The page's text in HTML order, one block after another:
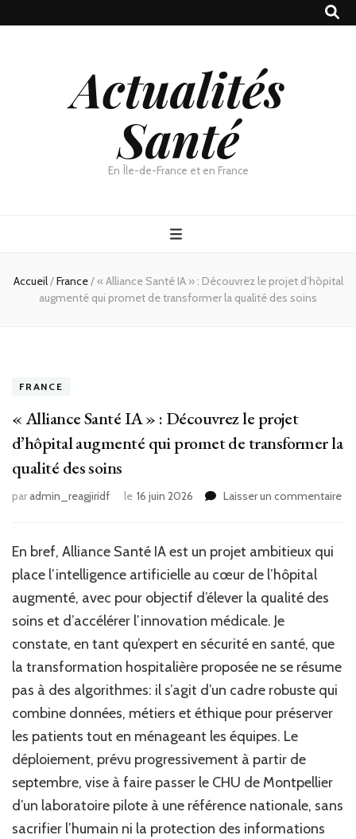
Actualités
Santé
En Île-de-France et en France
Accueil/France/« Alliance Santé IA » : Découvrez le projet d’hôpital
augmenté qui promet de transformer la qualité des soins
FRANCE
« Alliance Santé IA » : Découvrez le projet
d’hôpital augmenté qui promet de transformer la
qualité des soins
paradmin_reagjiridf le 16 juin 2026 Laisser un commentairesur
En bref, Alliance Santé IA est un projet ambitieux qui
place l’intelligence artificielle au cœur de l’hôpital
augmenté, avec pour objectif d’élever la qualité des
soins et d’accélérer l’innovation médicale. Je
constate, en tant qu’expert en sécurité en santé, que
la transformation hospitalière proposée ne se résume
pas à des algorithmes: il s’agit d’un cadre robuste qui
combine données, métiers et éthique pour préserver
les patients tout en ménageant les équipes. Le
déploiement, prévu progressivement à partir de
septembre, vise à faire passer le CHU de Montpellier
d’un laboratoire pilote à une référence nationale, sans
sacrifier l’humain ni la protection des informations